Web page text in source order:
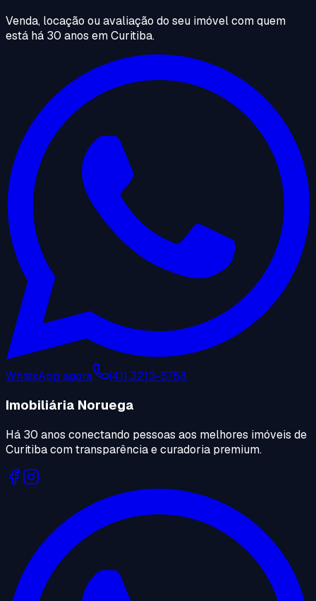
Venda, locação ou avaliação do seu imóvel com quem
está há 30 anos em Curitiba.
WhatsApp agora (41) 3213-5758
Imobiliária Noruega
Há 30 anos conectando pessoas aos melhores imóveis de
Curitiba com transparência e curadoria premium.